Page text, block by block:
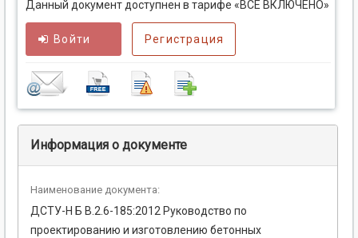
Данный документ доступнен в тарифе «ВСЕ ВКЛЮЧЕНО»
Войти Регистрация
Информация о документе
Наименование документа:
ДСТУ-Н Б В.2.6-185:2012 Руководство по
проектированию и изготовлению бетонных